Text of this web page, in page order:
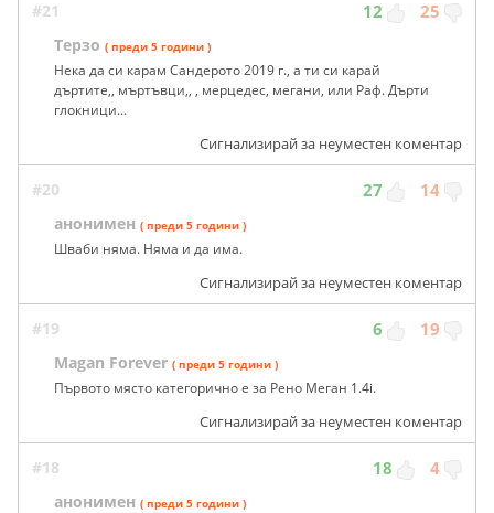
#21 12 25
Терзо ( преди 5 години )
Нека да си карам Сандерото 2019 г., а ти си карай
дъртите,, мъртъвци,, , мерцедес, мегани, или Раф. Дърти
глокници...
Сигнализирай за неуместен коментар
#20 27 14
анонимен ( преди 5 години )
Шваби няма. Няма и да има.
Сигнализирай за неуместен коментар
#19 6 19
Magan Forever ( преди 5 години )
Първото място категорично е за Рено Меган 1.4i.
Сигнализирай за неуместен коментар
#18 18 4
анонимен ( преди 5 години )